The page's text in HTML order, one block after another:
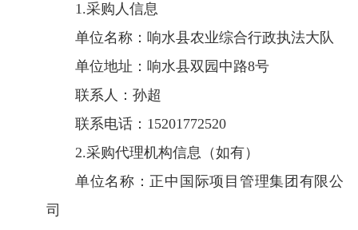
1.采购人信息
单位名称：响水县农业综合行政执法大队
单位地址：响水县双园中路8号
联系人：孙超
联系电话：15201772520
2.采购代理机构信息（如有）
单位名称：正中国际项目管理集团有限公
司